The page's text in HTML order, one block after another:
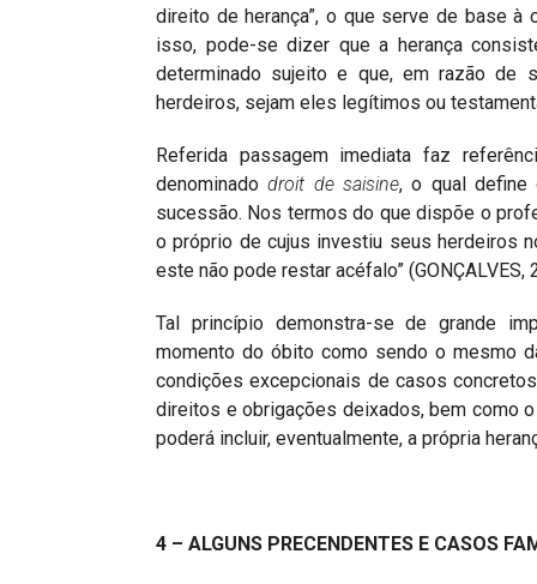
direito de herança”, o que serve de base
isso, pode-se dizer que a herança
determinado sujeito e que, em razão de
herdeiros, sejam eles legítimos ou
Referida passagem imediata faz
denominadodroit de saisine, o qual define
sucessão. Nos termos do que dispõe o
o próprio de cujus investiu seus herdeiros
este não pode restar acéfalo”
Tal princípio demonstra-se de grande
momento do óbito como sendo o mesmo
condições excepcionais de casos
direitos e obrigações deixados, bem como
poderá incluir, eventualmente, a própria
4 – ALGUNS PRECENDENTES E CASOS